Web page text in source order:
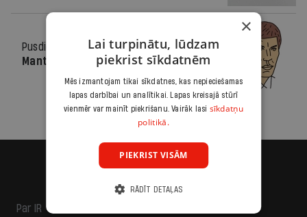
Pusdienās
16.03.2011.
Manta spoža, tirgus blāvs
Par IR
×
Lai turpinātu, lūdzam
piekrist sīkdatnēm
Mēs izmantojam tikai sīkdatnes, kas nepieciešamas
lapas darbībai un analītikai. Lapas kreisajā stūrī
vienmēr var mainīt piekrišanu. Vairāk lasi sīkdatņu
politikā.
PIEKRIST VISĀM
RĀDĪT DETAĻAS